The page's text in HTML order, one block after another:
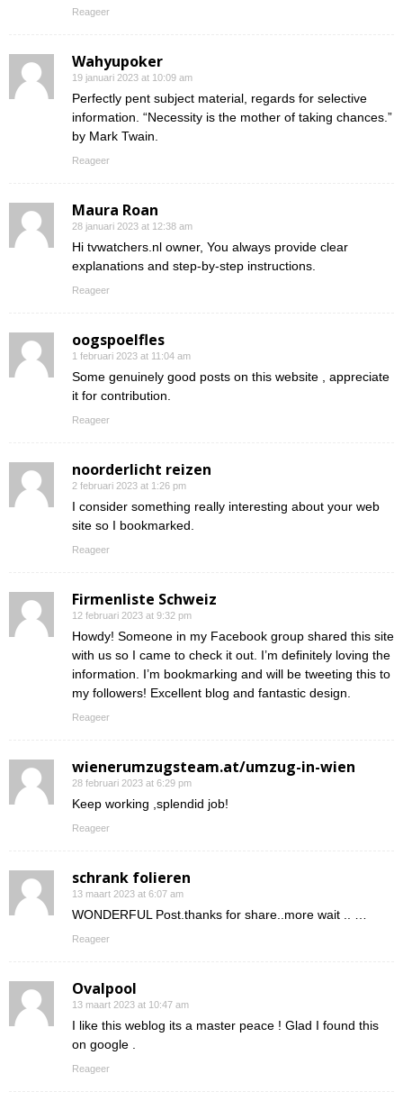
Reageer
Wahyupoker
19 januari 2023 at 10:09 am
Perfectly pent subject material, regards for selective
information. “Necessity is the mother of taking chances.”
by Mark Twain.
Reageer
Maura Roan
28 januari 2023 at 12:38 am
Hi tvwatchers.nl owner, You always provide clear
explanations and step-by-step instructions.
Reageer
oogspoelfles
1 februari 2023 at 11:04 am
Some genuinely good posts on this website , appreciate
it for contribution.
Reageer
noorderlicht reizen
2 februari 2023 at 1:26 pm
I consider something really interesting about your web
site so I bookmarked.
Reageer
Firmenliste Schweiz
12 februari 2023 at 9:32 pm
Howdy! Someone in my Facebook group shared this site
with us so I came to check it out. I’m definitely loving the
information. I’m bookmarking and will be tweeting this to
my followers! Excellent blog and fantastic design.
Reageer
wienerumzugsteam.at/umzug-in-wien
28 februari 2023 at 6:29 pm
Keep working ,splendid job!
Reageer
schrank folieren
13 maart 2023 at 6:07 am
WONDERFUL Post.thanks for share..more wait .. …
Reageer
Ovalpool
13 maart 2023 at 10:47 am
I like this weblog its a master peace ! Glad I found this
on google .
Reageer